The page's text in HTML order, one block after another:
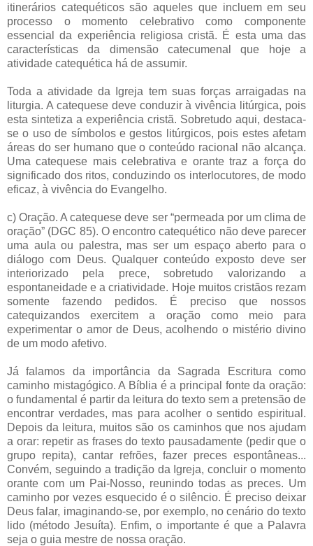
itinerários catequéticos são aqueles que incluem em seu
processo o momento celebrativo como componente
essencial da experiência religiosa cristã. É esta uma das
características da dimensão catecumenal que hoje a
atividade catequética há de assumir.
Toda a atividade da Igreja tem suas forças arraigadas na
liturgia. A catequese deve conduzir à vivência litúrgica, pois
esta sintetiza a experiência cristã. Sobretudo aqui, destaca-
se o uso de símbolos e gestos litúrgicos, pois estes afetam
áreas do ser humano que o conteúdo racional não alcança.
Uma catequese mais celebrativa e orante traz a força do
significado dos ritos, conduzindo os interlocutores, de modo
eficaz, à vivência do Evangelho.
c) Oração. A catequese deve ser “permeada por um clima de
oração” (DGC 85). O encontro catequético não deve parecer
uma aula ou palestra, mas ser um espaço aberto para o
diálogo com Deus. Qualquer conteúdo exposto deve ser
interiorizado pela prece, sobretudo valorizando a
espontaneidade e a criatividade. Hoje muitos cristãos rezam
somente fazendo pedidos. É preciso que nossos
catequizandos exercitem a oração como meio para
experimentar o amor de Deus, acolhendo o mistério divino
de um modo afetivo.
Já falamos da importância da Sagrada Escritura como
caminho mistagógico. A Bíblia é a principal fonte da oração:
o fundamental é partir da leitura do texto sem a pretensão de
encontrar verdades, mas para acolher o sentido espiritual.
Depois da leitura, muitos são os caminhos que nos ajudam
a orar: repetir as frases do texto pausadamente (pedir que o
grupo repita), cantar refrões, fazer preces espontâneas...
Convém, seguindo a tradição da Igreja, concluir o momento
orante com um Pai-Nosso, reunindo todas as preces. Um
caminho por vezes esquecido é o silêncio. É preciso deixar
Deus falar, imaginando-se, por exemplo, no cenário do texto
lido (método Jesuíta). Enfim, o importante é que a Palavra
seja o guia mestre de nossa oração.